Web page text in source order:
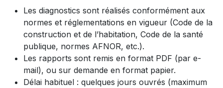
Les diagnostics sont réalisés conformément aux
normes et réglementations en vigueur (Code de la
construction et de l’habitation, Code de la santé
publique, normes AFNOR, etc.).
Les rapports sont remis en format PDF (par e-
mail), ou sur demande en format papier.
Délai habituel : quelques jours ouvrés (maximum